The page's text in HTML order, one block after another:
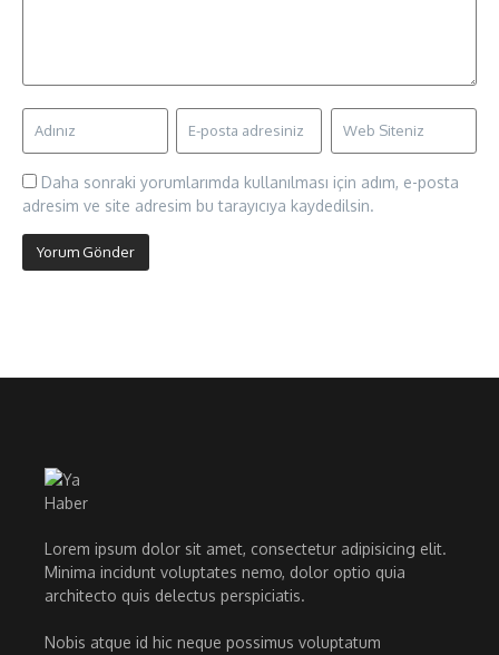
Daha sonraki yorumlarımda kullanılması için adım, e-posta
adresim ve site adresim bu tarayıcıya kaydedilsin.
Lorem ipsum dolor sit amet, consectetur adipisicing elit.
Minima incidunt voluptates nemo, dolor optio quia
architecto quis delectus perspiciatis.
Nobis atque id hic neque possimus voluptatum